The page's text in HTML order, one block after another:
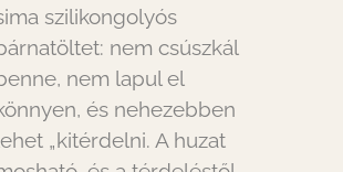
szilikongolyós
nem csúszkál
nem lapul el
és nehezebben
„kitérdelni. A huzat